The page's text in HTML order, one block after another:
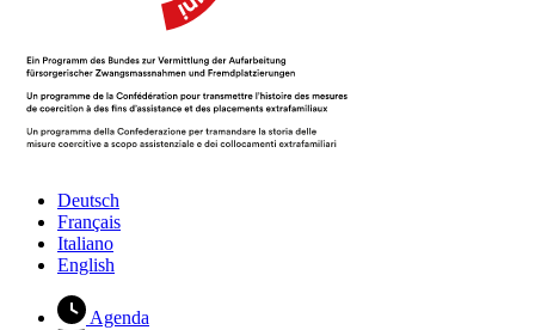
Deutsch
Français
Italiano
English
Agenda